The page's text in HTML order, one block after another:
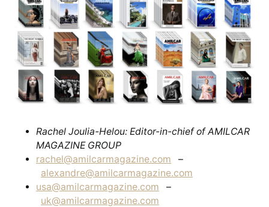
Rachel Joulia-Helou: Editor-in-chief of AMILCAR
MAGAZINE GROUP
rachel@amilcarmagazine.com –
alexandre@amilcarmagazine.com
usa@amilcarmagazine.com –
uk@amilcarmagazine.com